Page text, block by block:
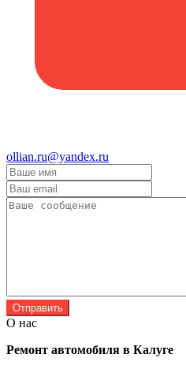
ollian.ru@yandex.ru
Отправить
О нас
Ремонт автомобиля в Калуге